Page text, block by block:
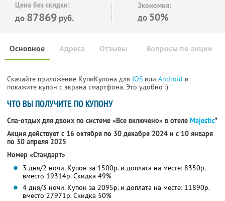
Цена без скидки:
до 87869 руб.
Экономия:
до 50%
Основное Отзывы Вопросы по акции
Адреса
Скачайте приложение КупиКупона для IOS или Android и
покажите купон с экрана смартфона. Это удобно :)
ЧТО ВЫ ПОЛУЧИТЕ ПО КУПОНУ
Спа-отдых для двоих по системе «Все включено» в отеле Majestic*
Акция действует с 16 октября по 30 декабря 2024 и с 10 января
по 30 апреля 2025
Номер «Стандарт»
3 дня/2 ночи. Купон за 1500р. и доплата на месте: 8350р.
вместо 19314р. Скидка 49%
4 дня/3 ночи. Купон за 2095р. и доплата на месте: 11890р.
вместо 27971р. Скидка 50%